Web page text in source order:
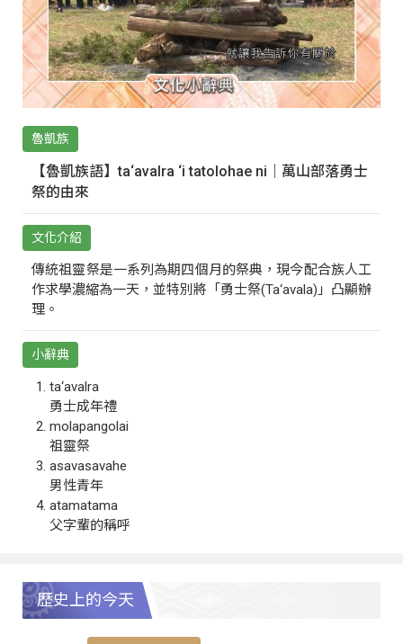
魯凱族
【魯凱族語】ta‘avalra ‘i tatolohae ni｜萬山部落勇士
祭的由來
文化介紹
傳統祖靈祭是一系列為期四個月的祭典，現今配合族人工
作求學濃縮為一天，並特別將「勇士祭(Ta‘avala)」凸顯辦
理。
小辭典
ta‘avalra
勇士成年禮
molapangolai
祖靈祭
asavasavahe
男性青年
atamatama
父字輩的稱呼
歷史上的今天